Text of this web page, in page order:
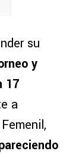
su
y
17
a